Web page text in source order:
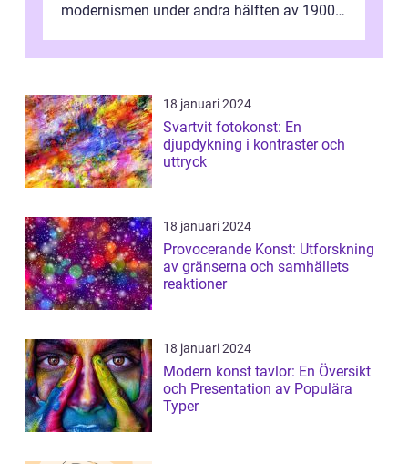
modernismen under andra hälften av 1900-
...
18 januari 2024
Svartvit fotokonst: En
djupdykning i kontraster och
uttryck
18 januari 2024
Provocerande Konst: Utforskning
av gränserna och samhällets
reaktioner
18 januari 2024
Modern konst tavlor: En Översikt
och Presentation av Populära
Typer